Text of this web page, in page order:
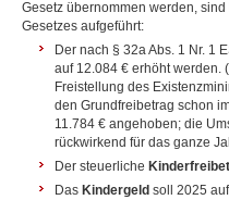
Gesetz übernommen werden,
Gesetzes aufgeführt:
Der nach § 32a Abs. 1 Nr. 1
auf 12.084 € erhöht werden.
Freistellung des
den Grundfreibetrag schon
11.784 € angehoben; die
rückwirkend für das ganze
Der steuerliche
Das Kindergeld soll 2025